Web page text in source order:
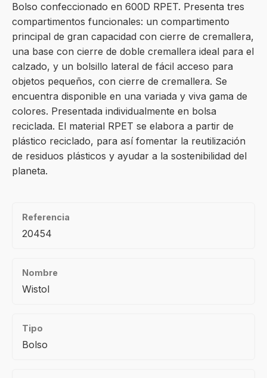
Bolso confeccionado en 600D RPET. Presenta tres
compartimentos funcionales: un compartimento
principal de gran capacidad con cierre de cremallera,
una base con cierre de doble cremallera ideal para el
calzado, y un bolsillo lateral de fácil acceso para
objetos pequeños, con cierre de cremallera. Se
encuentra disponible en una variada y viva gama de
colores. Presentada individualmente en bolsa
reciclada. El material RPET se elabora a partir de
plástico reciclado, para así fomentar la reutilización
de residuos plásticos y ayudar a la sostenibilidad del
planeta.
Referencia
20454
Nombre
Wistol
Tipo
Bolso